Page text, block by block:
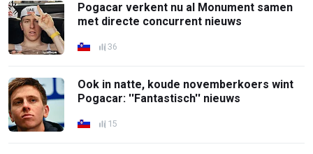
Pogacar verkent nu al Monument samen
met directe concurrent nieuws
36
Ook in natte, koude novemberkoers wint
Pogacar: ''Fantastisch'' nieuws
15